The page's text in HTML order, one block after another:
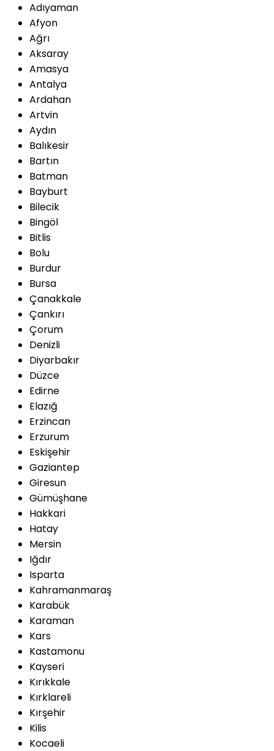
Adıyaman
Afyon
Ağrı
Aksaray
Amasya
Antalya
Ardahan
Artvin
Aydın
Balıkesir
Bartın
Batman
Bayburt
Bilecik
Bingöl
Bitlis
Bolu
Burdur
Bursa
Çanakkale
Çankırı
Çorum
Denizli
Diyarbakır
Düzce
Edirne
Elazığ
Erzincan
Erzurum
Eskişehir
Gaziantep
Giresun
Gümüşhane
Hakkari
Hatay
Mersin
Iğdır
Isparta
Kahramanmaraş
Karabük
Karaman
Kars
Kastamonu
Kayseri
Kırıkkale
Kırklareli
Kırşehir
Kilis
Kocaeli